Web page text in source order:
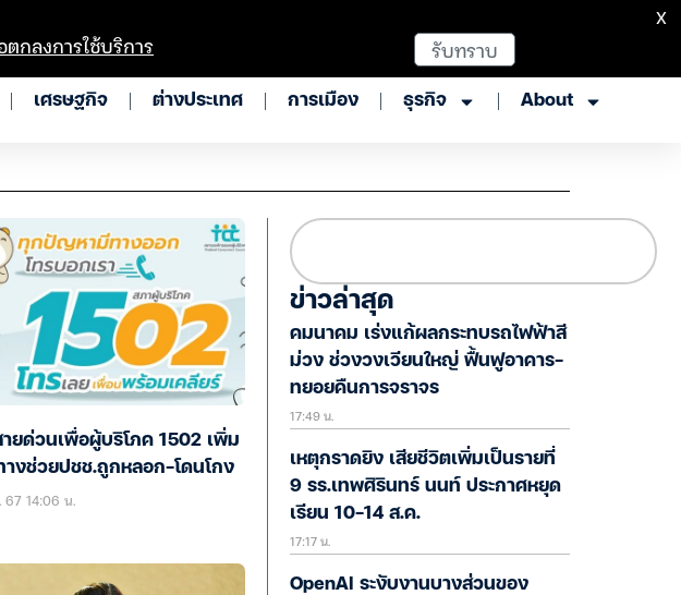
เศรษฐกิจ ต่างประเทศ การเมือง ธุรกิจ About
ายด่วนเพื่อผู้บริโภค 1502 เพิ่ม
างช่วยปชช.ถูกหลอก-โดนโกง
67 14:06 น.
ข่าวล่าสุด
คมนาคม เร่งแก้ผลกระทบรถไฟฟ้าสี
ม่วง ช่วงวงเวียนใหญ่ ฟื้นฟูอาคาร-
ทยอยคืนการจราจร
17:49 น.
เหตุกราดยิง เสียชีวิตเพิ่มเป็นรายที่
9 รร.เทพศิรินทร์ นนท์ ประกาศหยุด
เรียน 10-14 ส.ค.
17:17 น.
OpenAI ระงับงานบางส่วนของ
ตกลงการใช้บริการ รับทราบ
X